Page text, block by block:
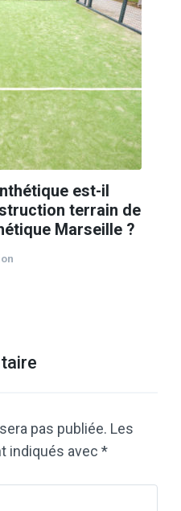
est-il
terrain de
Marseille ?
pas publiée. Les
indiqués avec *